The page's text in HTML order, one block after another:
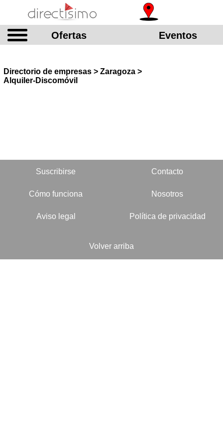
Ofertas Eventos
Directorio de empresas > Zaragoza >
Alquiler-Discomóvil
Suscribirse Contacto
Cómo funciona Nosotros
Aviso legal Política de privacidad
Volver arriba